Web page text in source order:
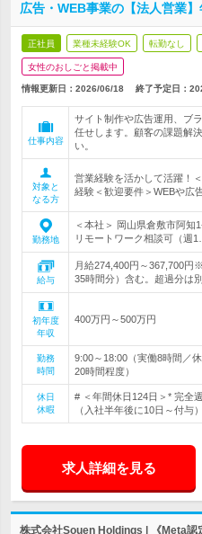
広告・WEB事業の【法人営業
正社員 業種未経験OK 転勤なし
女性のおしごと掲載中
情報更新日：2026/06/18 終了予定日：
仕事内容
サイト制作や広告運用、ブ
任せします。顧客の課題解
い。
対象と
なる方
営業経験を活かして活躍！
経験＜歓迎要件＞WEBや広
勤務地
＜本社＞ 岡山県倉敷市阿
リモートワーク相談可（週1…
給与
月給274,400円～367,700円
35時間分）含む。超過分は
初年度
年収
400万円～500万円
勤務
時間
9:00～18:00（実働8時間／
20時間程度）
休日
休暇
# ＜年間休日124日＞* 完全
（入社半年後に10日～付与
求人詳細を見る
株式会社Souen Holdings | 《Meta認